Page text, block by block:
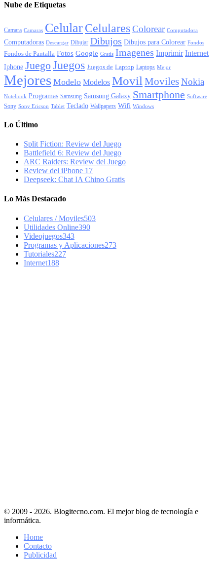
Nube de Etiquetas
Camara Camaras CelularCelularesColorear Computadora
Computadoras Descargar Dibujar Dibujos Dibujos para Colorear Fondos
Fondos de Pantalla Fotos Google Gratis Imagenes Imprimir Internet
Iphone Juego Juegos Juegos de Laptop Laptops Mejor
Mejores Modelo Modelos Movil MovilesNokia
Notebook Programas Samsung Samsung Galaxy Smartphone Software
Sony Sony Ericson Tablet Teclado Wallpapers Wifi Windows
Lo Último
Split Fiction: Review del Juego
Battlefield 6: Review del Juego
ARC Raiders: Review del Juego
Review del iPhone 17
Deepseek: Chat IA Chino Gratis
Lo Más Destacado
Celulares / Moviles503
Utilidades Online390
Videojuegos343
Programas y Aplicaciones273
Tutoriales227
Internet188
© 2009 - 2026. Blogitecno.com. El mejor blog de tecnología e
informática.
Home
Contacto
Publicidad